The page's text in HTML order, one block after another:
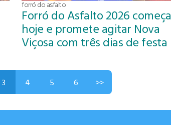
forró do asfalto
Forró do Asfalto 2026 começa
hoje e promete agitar Nova
Viçosa com três dias de festa
3 4 5 6 >>